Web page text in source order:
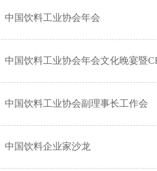
中国饮料工业协会年会
中国饮料工业协会年会文化晚宴暨
中国饮料工业协会副理事长工作会
中国饮料企业家沙龙